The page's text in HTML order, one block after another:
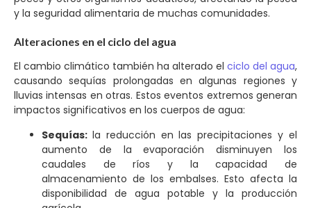
y la seguridad alimentaria de muchas comunidades.
Alteraciones en el ciclo del agua
El cambio climático también ha alterado el ciclo del agua,
causando sequías prolongadas en algunas regiones y
lluvias intensas en otras. Estos eventos extremos generan
impactos significativos en los cuerpos de agua:
Sequías: la reducción en las precipitaciones y el
aumento de la evaporación disminuyen los
caudales de ríos y la capacidad de
almacenamiento de los embalses. Esto afecta la
disponibilidad de agua potable y la producción